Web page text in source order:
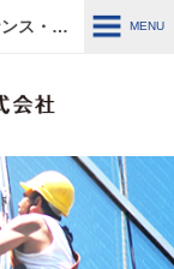
ノーブルライフ株式会社｜清掃・ビルメンテナンス・施設管理・改修工事｜大阪・兵庫・京都・滋賀・東京 MENU